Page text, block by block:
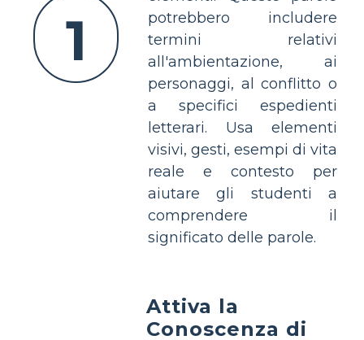
1
potrebbero includere
termini relativi
all'ambientazione, ai
personaggi, al conflitto o
a specifici espedienti
letterari. Usa elementi
visivi, gesti, esempi di vita
reale e contesto per
aiutare gli studenti a
comprendere il
significato delle parole.
Attiva la
Conoscenza di